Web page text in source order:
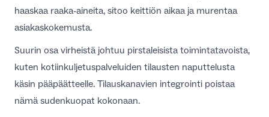
haaskaa raaka-aineita, sitoo keittiön aikaa ja murentaa
asiakaskokemusta.
Suurin osa virheistä johtuu pirstaleisista toimintatavoista,
kuten kotiinkuljetuspalveluiden tilausten naputtelusta
käsin pääpäätteelle. Tilauskanavien integrointi poistaa
nämä sudenkuopat kokonaan.